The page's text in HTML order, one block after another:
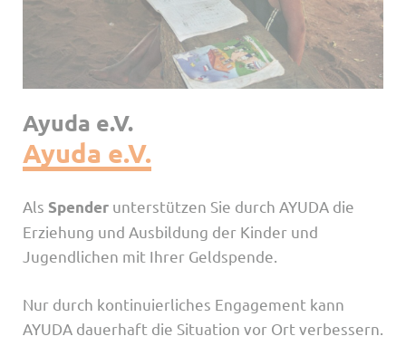
Ayuda e.V.
Ayuda e.V.
Als Spenderunterstützen Sie durch AYUDA die
Erziehung und Ausbildung der Kinder und
Jugendlichen mit Ihrer Geldspende.
Nur durch kontinuierliches Engagement kann
AYUDA dauerhaft die Situation vor Ort verbessern.